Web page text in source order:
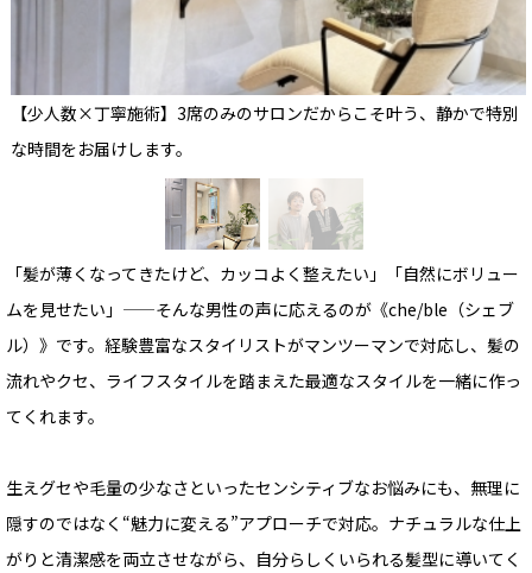
【少人数×丁寧施術】3席のみのサロンだからこそ叶う、静かで特別
な時間をお届けします。
「髪が薄くなってきたけど、カッコよく整えたい」「自然にボリュー
ムを見せたい」——そんな男性の声に応えるのが《che/ble（シェブ
ル）》です。経験豊富なスタイリストがマンツーマンで対応し、髪の
流れやクセ、ライフスタイルを踏まえた最適なスタイルを一緒に作っ
てくれます。
生えグセや毛量の少なさといったセンシティブなお悩みにも、無理に
隠すのではなく“魅力に変える”アプローチで対応。ナチュラルな仕上
がりと清潔感を両立させながら、自分らしくいられる髪型に導いてく